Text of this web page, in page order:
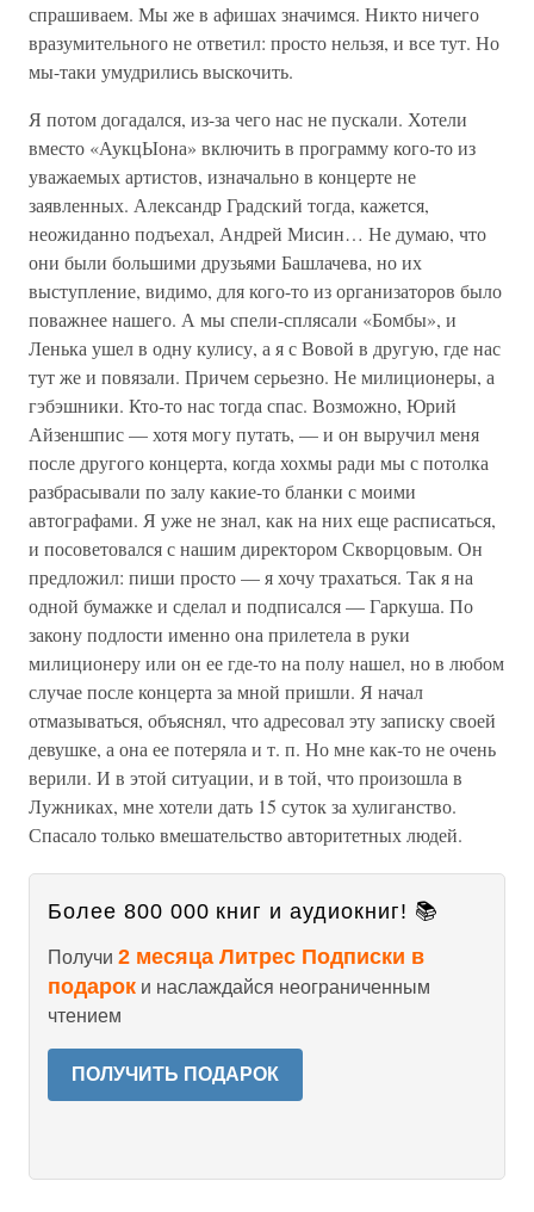
спрашиваем. Мы же в афишах значимся. Никто ничего
вразумительного не ответил: просто нельзя, и все тут. Но
мы-таки умудрились выскочить.
Я потом догадался, из-за чего нас не пускали. Хотели
вместо «АукцЫона» включить в программу кого-то из
уважаемых артистов, изначально в концерте не
заявленных. Александр Градский тогда, кажется,
неожиданно подъехал, Андрей Мисин… Не думаю, что
они были большими друзьями Башлачева, но их
выступление, видимо, для кого-то из организаторов было
поважнее нашего. А мы спели-сплясали «Бомбы», и
Ленька ушел в одну кулису, а я с Вовой в другую, где нас
тут же и повязали. Причем серьезно. Не милиционеры, а
гэбэшники. Кто-то нас тогда спас. Возможно, Юрий
Айзеншпис — хотя могу путать, — и он выручил меня
после другого концерта, когда хохмы ради мы с потолка
разбрасывали по залу какие-то бланки с моими
автографами. Я уже не знал, как на них еще расписаться,
и посоветовался с нашим директором Скворцовым. Он
предложил: пиши просто — я хочу трахаться. Так я на
одной бумажке и сделал и подписался — Гаркуша. По
закону подлости именно она прилетела в руки
милиционеру или он ее где-то на полу нашел, но в любом
случае после концерта за мной пришли. Я начал
отмазываться, объяснял, что адресовал эту записку своей
девушке, а она ее потеряла и т. п. Но мне как-то не очень
верили. И в этой ситуации, и в той, что произошла в
Лужниках, мне хотели дать 15 суток за хулиганство.
Спасало только вмешательство авторитетных людей.
Более 800 000 книг и аудиокниг! 📚
Получи 2 месяца Литрес Подписки в
подарок и наслаждайся неограниченным
чтением
ПОЛУЧИТЬ ПОДАРОК